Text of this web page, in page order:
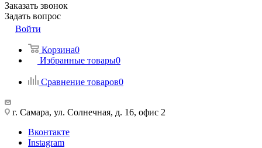
Заказать звонок
Задать вопрос
Войти
Корзина0
Избранные товары0
Сравнение товаров0
г. Самара, ул. Солнечная, д. 16, офис 2
Вконтакте
Instagram